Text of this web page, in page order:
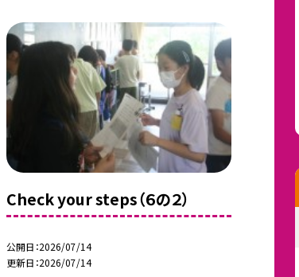
Check your steps（６の２）
公開日 2026/07/14
更新日 2026/07/14